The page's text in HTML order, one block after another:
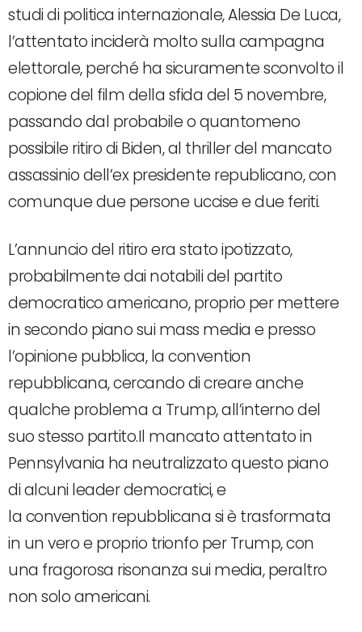
studi di politica internazionale, Alessia De Luca,
l’attentato inciderà molto sulla campagna
elettorale, perché ha sicuramente sconvolto il
copione del film della sfida del 5 novembre,
passando dal probabile o quantomeno
possibile ritiro di Biden, al thriller del mancato
assassinio dell’ex presidente republicano, con
comunque due persone uccise e due feriti.
L’annuncio del ritiro era stato ipotizzato,
probabilmente dai notabili del partito
democratico americano, proprio per mettere
in secondo piano sui mass media e presso
l’opinione pubblica, la convention
repubblicana, cercando di creare anche
qualche problema a Trump, all’interno del
suo stesso partito.Il mancato attentato in
Pennsylvania ha neutralizzato questo piano
di alcuni leader democratici, e
la convention repubblicana si è trasformata
in un vero e proprio trionfo per Trump, con
una fragorosa risonanza sui media, peraltro
non solo americani.